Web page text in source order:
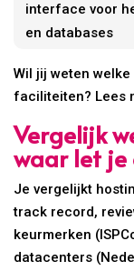
interface voor
en databases
Wil jij weten
faciliteiten? Lees
Vergelijk
waar let je
Je vergelijkt
track record,
keurmerken
datacenters